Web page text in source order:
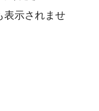
表示されませ